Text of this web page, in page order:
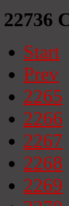
22736
Start
Prev
2265
2266
2267
2268
2269